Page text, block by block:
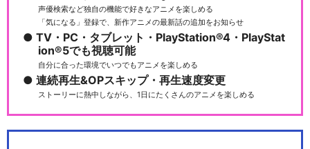
声優検索など独自の機能で好きなアニメを楽しめる
「気になる」登録で、新作アニメの最新話の追加をお知らせ
TV・PC・タブレット・PlayStation®4・PlayStat
ion®5でも視聴可能
自分に合った環境でいつでもアニメを楽しめる
連続再生&OPスキップ・再生速度変更
ストーリーに熱中しながら、1日にたくさんのアニメを楽しめる